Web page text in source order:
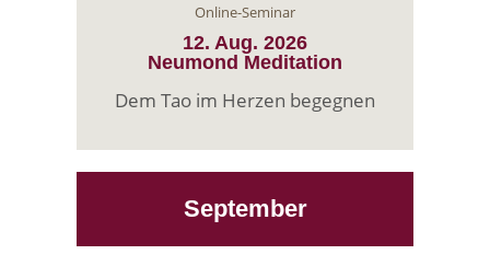
Online-Seminar
12. Aug. 2026
Neumond Meditation
Dem Tao im Herzen begegnen
September